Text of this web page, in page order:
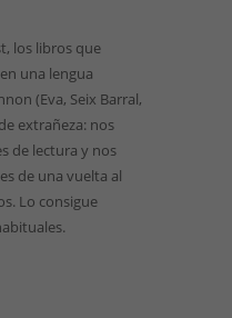
los libros que
una lengua
(Eva, Seix Barral,
extrañeza: nos
de lectura y nos
de una vuelta al
Lo consigue